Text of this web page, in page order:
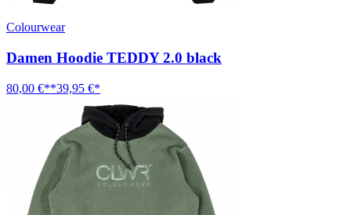
Colourwear
Damen Hoodie TEDDY 2.0 black
80,00 €**39,95 €*